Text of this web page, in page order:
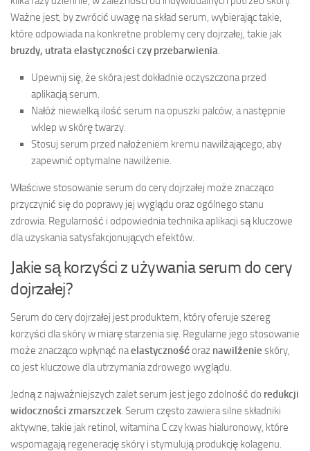
Ważne jest, by zwrócić uwagę na skład serum, wybierając takie,
które odpowiada na konkretne problemy cery dojrzałej, takie jak
bruzdy, utrata elastyczności czy przebarwienia
Upewnij się, że skóra jest dokładnie oczyszczona przed
aplikacją serum.
Nałóż niewielką ilość serum na opuszki palców, a następnie
wklep w skórę twarzy.
Stosuj serum przed nałożeniem kremu nawilżającego, aby
zapewnić optymalne nawilżenie.
Właściwe stosowanie serum do cery dojrzałej może znacząco
przyczynić się do poprawy jej wyglądu oraz ogólnego stanu
zdrowia. Regularność i odpowiednia technika aplikacji są kluczowe
dla uzyskania satysfakcjonujących efektów.
Jakie są korzyści z używania serum do cery
dojrzałej?
Serum do cery dojrzałej jest produktem, który oferuje szereg
korzyści dla skóry w miarę starzenia się. Regularne jego stosowanie
może znacząco wpłynąć naelastycznośćoraz nawilżenie skóry,
co jest kluczowe dla utrzymania zdrowego wyglądu.
Jedną z najważniejszych zalet serum jest jego zdolność do redukcji
widoczności zmarszczek . Serum często zawiera silne składniki
aktywne, takie jak retinol, witamina C czy kwas hialuronowy, które
wspomagają regenerację skóry i stymulują produkcję kolagenu.